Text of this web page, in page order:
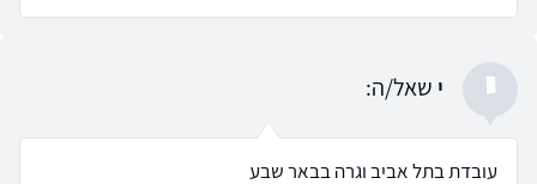
י י שאל/ה:
עובדת בתל אביב וגרה בבאר שבע